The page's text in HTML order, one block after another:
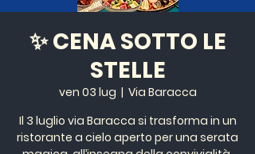
✨ CENA SOTTO LE
STELLE
ven 03 lug
  |
Via Baracca
Il 3 luglio via Baracca si trasforma in un
ristorante a cielo aperto per una serata